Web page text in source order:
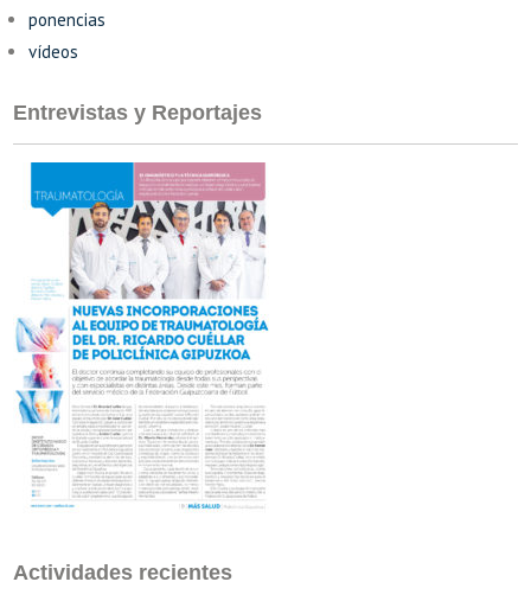
ponencias
vídeos
Entrevistas y Reportajes
Actividades recientes